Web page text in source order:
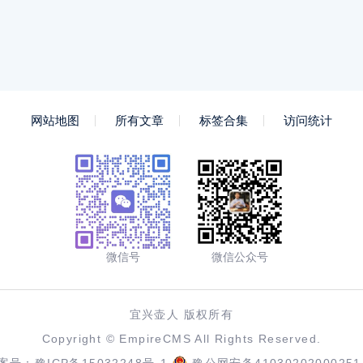
网站地图 所有文章 标签合集 访问统计
微信号 微信公众号
宜兴壶人 版权所有
Copyright © EmpireCMS All Rights Reserved.